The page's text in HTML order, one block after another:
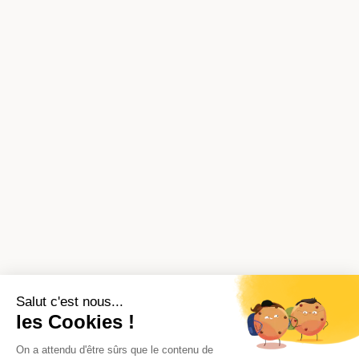
Salut c'est nous...
les Cookies !
On a attendu d'être sûrs que le contenu de